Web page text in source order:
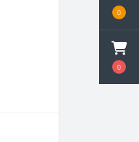
0
0